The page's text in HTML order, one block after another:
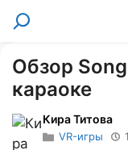
Перейти
Поиск
Обзор
караоке
Кира Титова
VR-игры